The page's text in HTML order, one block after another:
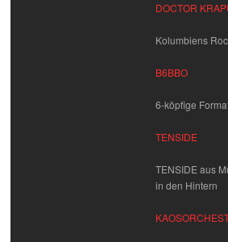
DOCTOR
Kolumbiens
B6BBO
6-köpfige
TENSIDE
TENSIDE aus
in den Hintern